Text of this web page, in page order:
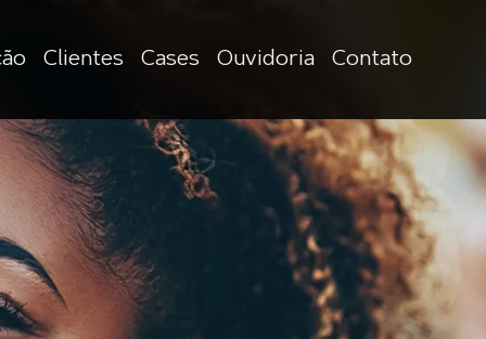
e
e
Clientes Cases Ouvidoria Contato